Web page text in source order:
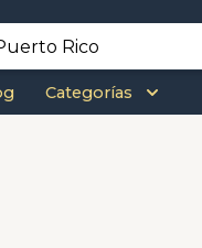
Categorías